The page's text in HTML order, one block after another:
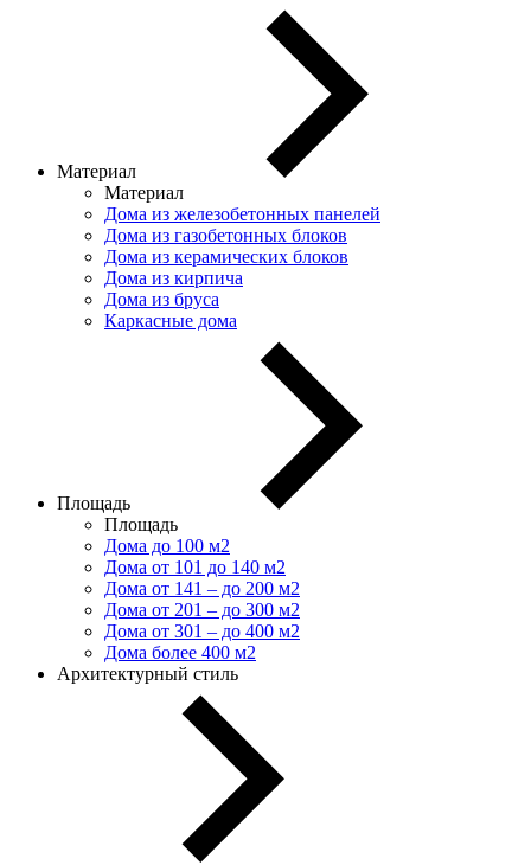
Материал
Материал
Дома из железобетонных панелей
Дома из газобетонных блоков
Дома из керамических блоков
Дома из кирпича
Дома из бруса
Каркасные дома
Площадь
Площадь
Дома до 100 м2
Дома от 101 до 140 м2
Дома от 141 – до 200 м2
Дома от 201 – до 300 м2
Дома от 301 – до 400 м2
Дома более 400 м2
Архитектурный стиль